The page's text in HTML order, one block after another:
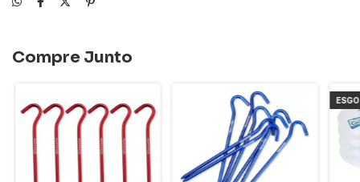
Compre Junto